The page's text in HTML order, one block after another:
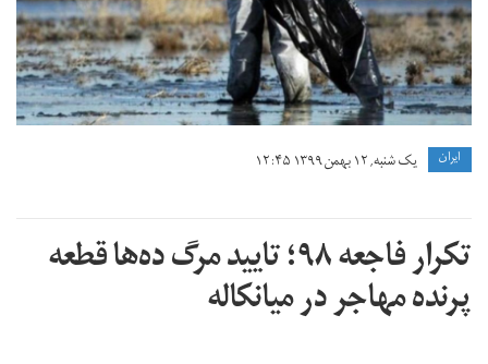
ايران یک شنبه, ۱۲ بهمن ۱۳۹۹ ۱۲:۴۵
تکرار فاجعه ۹۸؛ تایید مرگ ده‌ها قطعه
پرنده مهاجر در میانکاله